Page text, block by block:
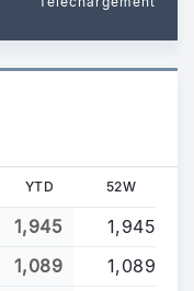
YTD 52W
1,945
1,945
1,089
1,089